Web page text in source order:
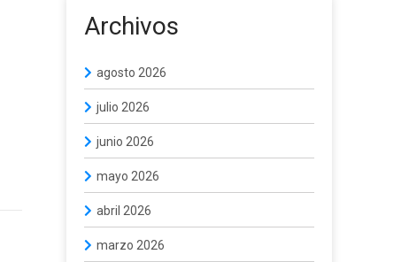
Archivos
agosto 2026
julio 2026
junio 2026
mayo 2026
abril 2026
marzo 2026